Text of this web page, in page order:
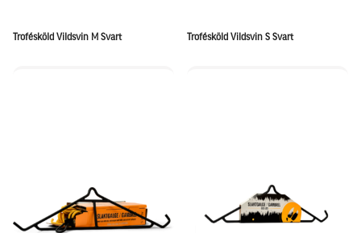
Trofésköld Vildsvin M Svart Trofésköld Vildsvin S Svart